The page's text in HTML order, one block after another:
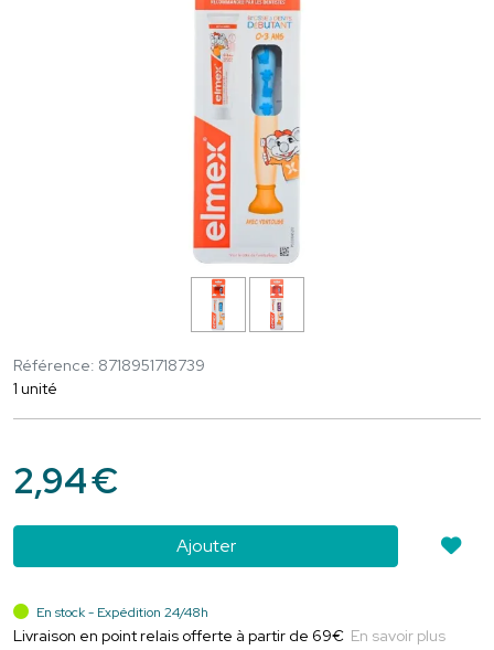
Référence: 8718951718739
1 unité
2,94€
Ajouter
En stock - Expédition 24/48h
Livraison en point relais offerte à partir de 69€ En savoir plus